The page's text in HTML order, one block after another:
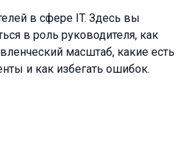
в сфере IT. Здесь вы
в роль руководителя, как
масштаб, какие есть
и как избегать ошибок.